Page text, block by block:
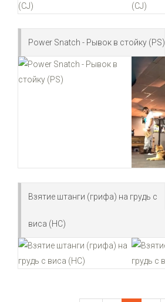
Power Snatch - Рывок в стойку (PS)
Взятие штанги (грифа) на грудь с
виса (HC)